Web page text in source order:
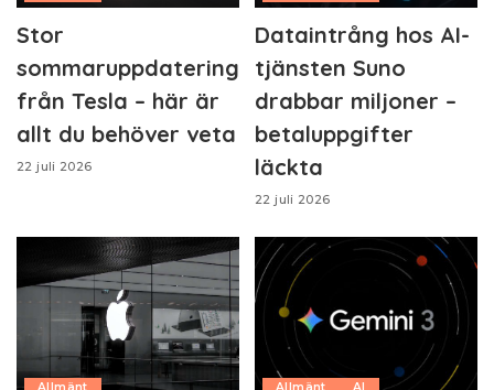
Stor
sommaruppdatering
från Tesla – här är
allt du behöver veta
22 juli 2026
Dataintrång hos AI-
tjänsten Suno
drabbar miljoner –
betaluppgifter
läckta
22 juli 2026